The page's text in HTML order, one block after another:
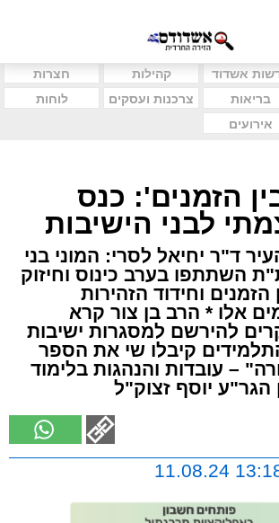
אשדוד קהילות
חצרות
בריאות צרכנות ועסקים
לוחות
אירועים
הזמנים': כנס
לבני הישיבות
ד"ר יחיאל לסרי: המוני בני
השתתפו בערב כינוס וחיזוק
הזמנים וחידוד הזהירות
אלו * הרב בן צור קרא
להירשם למסגרות ישיבות
קיבלו שי את הספר
– עובדות והנהגות בלימוד
הגר"ע יוסף זצוק"ל